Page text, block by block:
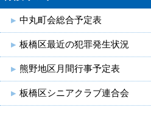
中丸町会総合予定表
板橋区最近の犯罪発生状況
熊野地区月間行事予定表
板橋区シニアクラブ連合会